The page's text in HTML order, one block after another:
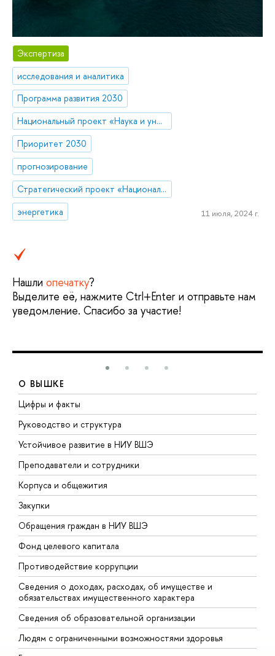
Экспертиза
исследования и аналитика
Программа развития 2030
Национальный проект «Наука и университеты»
Приоритет 2030
прогнозирование
Стратегический проект «Национальный центр научно-технологического и социально-экономического прогнозирования»
энергетика
11 июля, 2024 г.
Нашли опечатку?
Выделите её, нажмите Ctrl+Enter и отправьте нам
уведомление. Спасибо за участие!
О ВЫШКЕ
Цифры и факты
Руководство и структура
Устойчивое развитие в НИУ ВШЭ
Преподаватели и сотрудники
Корпуса и общежития
Закупки
Обращения граждан в НИУ ВШЭ
Фонд целевого капитала
Противодействие коррупции
Сведения о доходах, расходах, об имуществе и
обязательствах имущественного характера
Сведения об образовательной организации
Людям с ограниченными возможностями здоровья